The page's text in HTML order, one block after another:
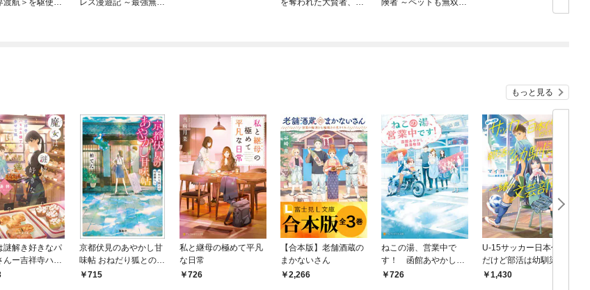
渡航＞を駆使し
レス漫遊記 ～最強無双
を奪われた大賢者、己
険者 ～ペットも無双で
もっと見る
謎解き好きなパ
んー吉祥寺ハモ
丁の幸せな味ー
京都伏見のあやかし甘
味帖 おねだり狐との町
屋暮らし
715
私と継母の極めて平凡
な日常
726
【合本版】老舗酒蔵の
まかないさん
2,266
ねこの湯、営業中で
す！ 函館あやかし銭
湯物語
726
U-15サッカー日本代表
だけど部活は幼馴染と
一緒の文芸部です
1,430